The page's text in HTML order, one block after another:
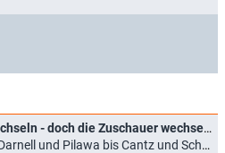
Das große Promi-Sender-Wechseln - doch die Zuschauer wechseln nicht mit
Pilawa bis Cantz und Schrowange (16.06.2022)